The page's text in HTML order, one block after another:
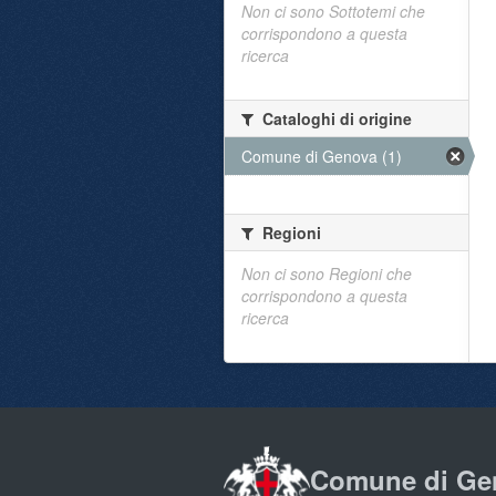
Non ci sono Sottotemi che
corrispondono a questa
ricerca
Cataloghi di origine
Comune di Genova (1)
Regioni
Non ci sono Regioni che
corrispondono a questa
ricerca
Comune di